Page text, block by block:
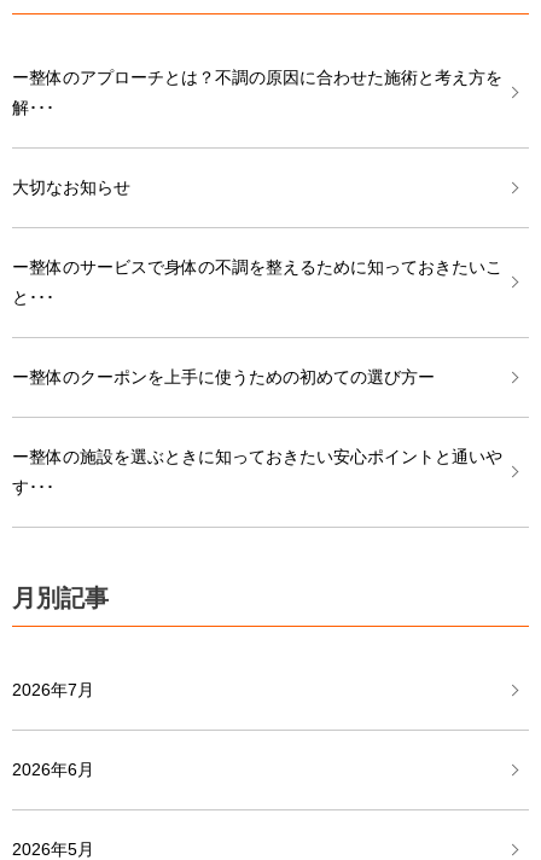
ー整体のアプローチとは？不調の原因に合わせた施術と考え方を
解･･･
大切なお知らせ
ー整体のサービスで身体の不調を整えるために知っておきたいこ
と･･･
ー整体のクーポンを上手に使うための初めての選び方ー
ー整体の施設を選ぶときに知っておきたい安心ポイントと通いや
す･･･
月別記事
2026年7月
2026年6月
2026年5月